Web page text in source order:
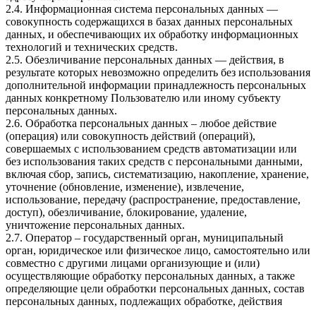
2.4. Информационная система персональных данных —
совокупность содержащихся в базах данных персональных
данных, и обеспечивающих их обработку информационных
технологий и технических средств.
2.5. Обезличивание персональных данных — действия, в
результате которых невозможно определить без использования
дополнительной информации принадлежность персональных
данных конкретному Пользователю или иному субъекту
персональных данных.
2.6. Обработка персональных данных – любое действие
(операция) или совокупность действий (операций),
совершаемых с использованием средств автоматизации или
без использования таких средств с персональными данными,
включая сбор, запись, систематизацию, накопление, хранение,
уточнение (обновление, изменение), извлечение,
использование, передачу (распространение, предоставление,
доступ), обезличивание, блокирование, удаление,
уничтожение персональных данных.
2.7. Оператор – государственный орган, муниципальный
орган, юридическое или физическое лицо, самостоятельно или
совместно с другими лицами организующие и (или)
осуществляющие обработку персональных данных, а также
определяющие цели обработки персональных данных, состав
персональных данных, подлежащих обработке, действия